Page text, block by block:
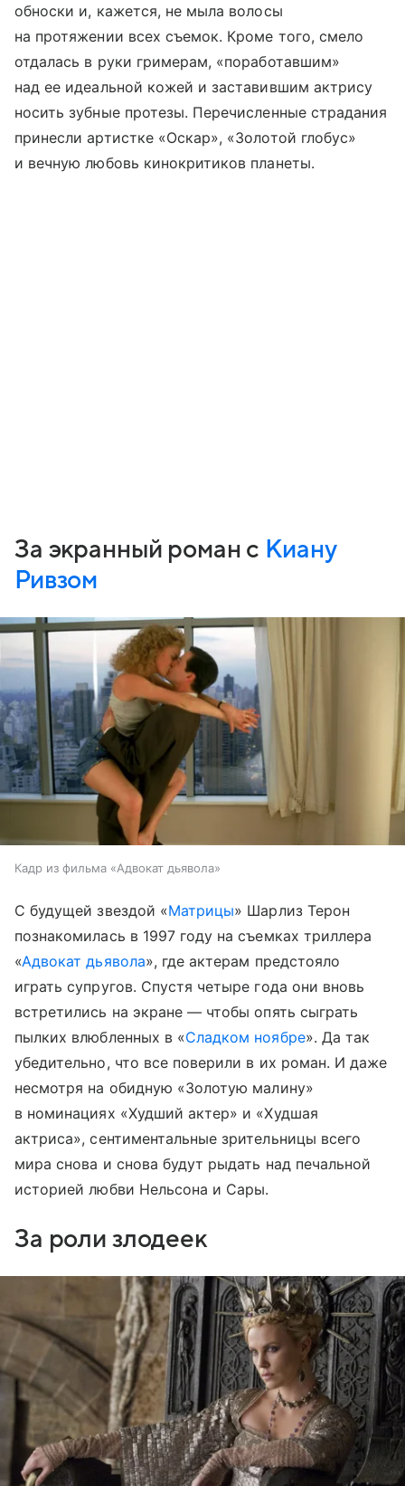
обноски и, кажется, не мыла волосы
на протяжении всех съемок. Кроме того, смело
отдалась в руки гримерам, «поработавшим»
над ее идеальной кожей и заставившим актрису
носить зубные протезы. Перечисленные страдания
принесли артистке «Оскар», «Золотой глобус»
и вечную любовь кинокритиков планеты.
За экранный роман с Киану
Ривзом
Кадр из фильма «Адвокат дьявола»
С будущей звездой «Матрицы» Шарлиз Терон
познакомилась в 1997 году на съемках триллера
«Адвокат дьявола», где актерам предстояло
играть супругов. Спустя четыре года они вновь
встретились на экране — чтобы опять сыграть
пылких влюбленных в «Сладком ноябре». Да так
убедительно, что все поверили в их роман. И даже
несмотря на обидную «Золотую малину»
в номинациях «Худший актер» и «Худшая
актриса», сентиментальные зрительницы всего
мира снова и снова будут рыдать над печальной
историей любви Нельсона и Сары.
За роли злодеек